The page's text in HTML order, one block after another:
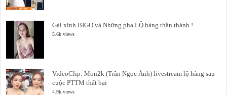
Gái xinh BIGO và Những pha LỘ hàng thần thánh !
5.6k views
VideoClip: Mon2k (Trần Ngọc Ánh) livestream lộ hàng sau
cuộc PTTM thất bại
4.9k views